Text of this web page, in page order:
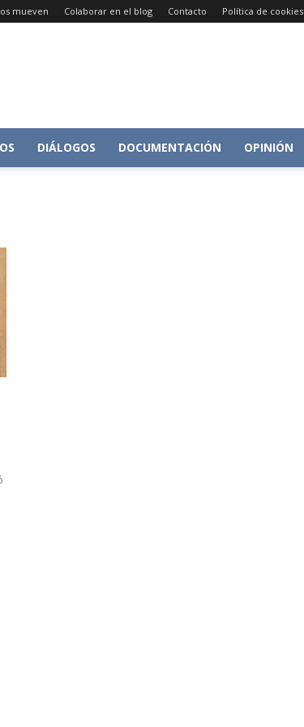
mueven Colaborar en el blog Contacto Política de cookies
Conversacion
DIÁLOGOS DOCUMENTACIÓN OPINIÓN